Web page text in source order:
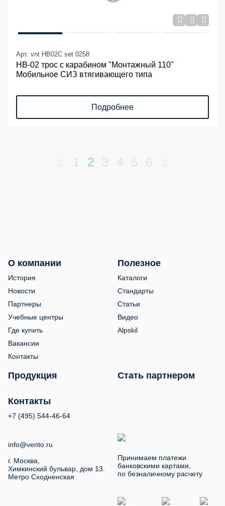
Арт. vnt HB02C set 0258
НВ-02 трос с карабином "Монтажный 110"
Мобильное СИЗ втягивающего типа
Подробнее
1 2 3 4 5 6
О компании
История
Новости
Партнеры
Учебные центры
Где купить
Вакансии
Контакты
Полезное
Каталоги
Стандарты
Статьи
Видео
Alpskil
Продукция Стать партнером
Контакты
+7 (495) 544-46-64
info@vento.ru
г. Москва,
Химкинский бульвар, дом 13.
Метро Сходненская
Принимаем платежи
банковскими картами,
по безналичному расчету